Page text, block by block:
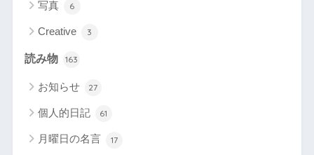
写真 6
Creative 3
読み物 163
お知らせ 27
個人的日記 61
月曜日の名言 17